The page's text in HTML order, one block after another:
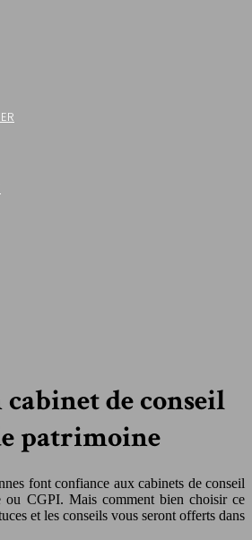
de conseil
patrimoine
font confiance aux cabinets de conseil
ou CGPI. Mais comment bien choisir ce
et les conseils vous seront offerts dans